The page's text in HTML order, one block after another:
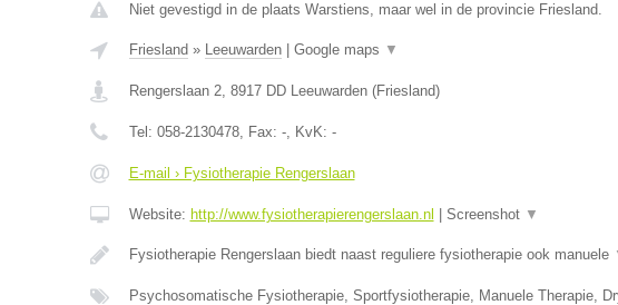
Niet gevestigd in de plaats Warstiens, maar wel in de provincie Friesland.
Friesland » Leeuwarden| Google maps ▼
Rengerslaan 2, 8917 DD Leeuwarden(Friesland)
Tel: 058-2130478, Fax: -, KvK: -
E-mail › Fysiotherapie Rengerslaan
Website: http://www.fysiotherapierengerslaan.nl Screenshot ▼
Fysiotherapie Rengerslaan biedt naast reguliere fysiotherapie ook manuele
Psychosomatische Fysiotherapie, Sportfysiotherapie, Manuele Therapie,